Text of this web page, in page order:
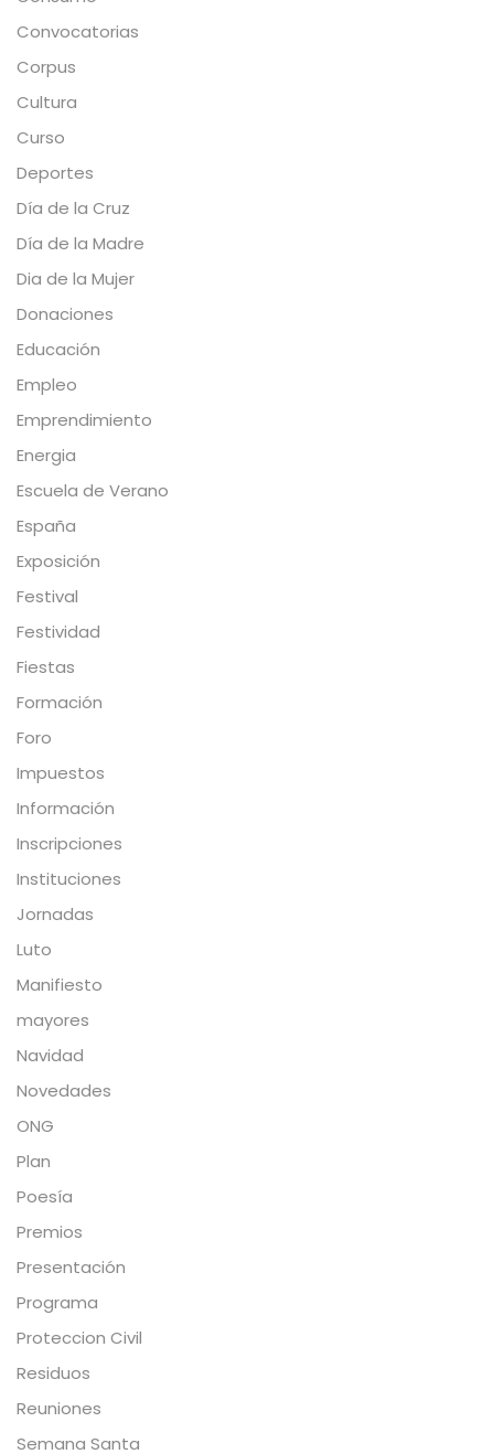
Convocatorias
Corpus
Cultura
Curso
Deportes
Día de la Cruz
Día de la Madre
Dia de la Mujer
Donaciones
Educación
Empleo
Emprendimiento
Energia
Escuela de Verano
España
Exposición
Festival
Festividad
Fiestas
Formación
Foro
Impuestos
Información
Inscripciones
Instituciones
Jornadas
Luto
Manifiesto
mayores
Navidad
Novedades
ONG
Plan
Poesía
Premios
Presentación
Programa
Proteccion Civil
Residuos
Reuniones
Semana Santa